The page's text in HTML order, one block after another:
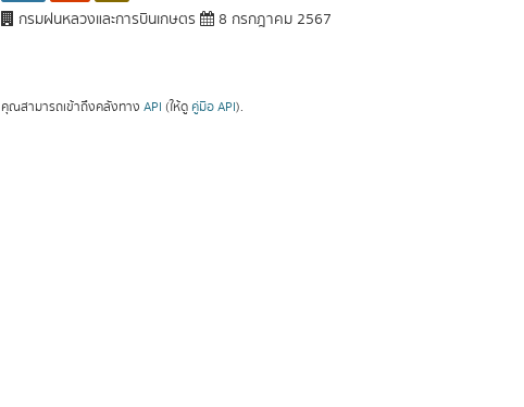
กรมฝนหลวงและการบินเกษตร 8 กรกฎาคม 2567
คุณสามารถเข้าถึงคลังทาง API (ให้ดู คู่มือ API).